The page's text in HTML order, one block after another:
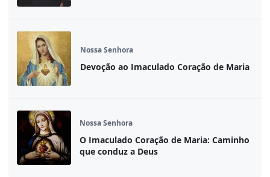
Nossa Senhora
Devoção ao Imaculado Coração de Maria
Nossa Senhora
O Imaculado Coração de Maria: Caminho
que conduz a Deus